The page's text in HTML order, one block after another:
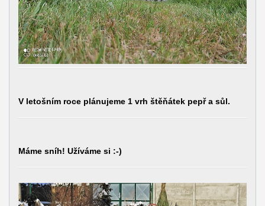
V letošním roce plánujeme 1 vrh štěňátek pepř a sůl.
Máme sníh! Užíváme si :-)